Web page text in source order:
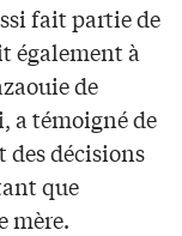
fait partie de
également à
de
a témoigné de
des décisions
que
mère.